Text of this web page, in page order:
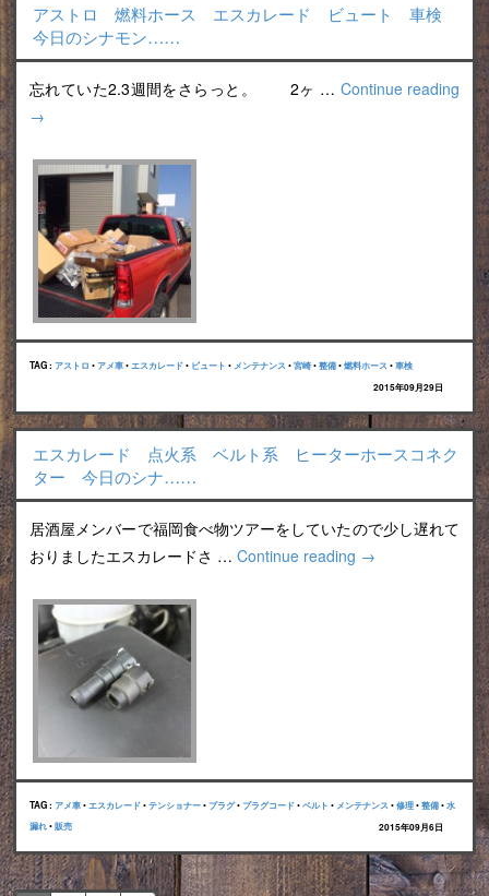
アストロ 燃料ホース エスカレード ビュート 車検
今日のシナモン……
忘れていた2.3週間をさらっと。 2ヶ … Continue reading
→
TAG : アストロ •アメ車•エスカレード• ビュート • メンテナンス•宮崎•整備•燃料ホース•車検
2015年09月29日
エスカレード 点火系 ベルト系 ヒーターホースコネク
ター 今日のシナ……
居酒屋メンバーで福岡食べ物ツアーをしていたので少し遅れて
おりましたエスカレードさ … Continue reading →
TAG : アメ車•エスカレード•テンショナー•プラグ•プラグコード•ベルト • メンテナンス•修理•整備•水
漏れ•販売 2015年09月6日